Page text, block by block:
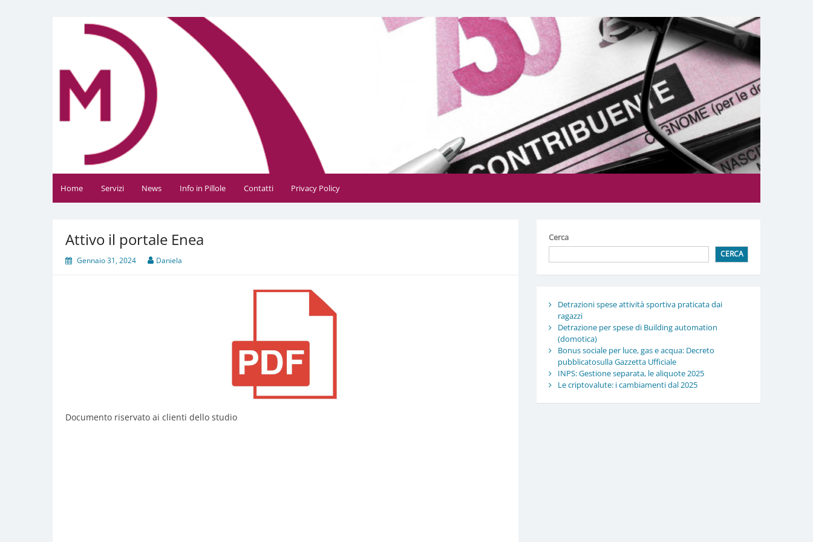
Daniela Manfè
Daniela Manfè Studio di consulenza amministrativa, contabile, tributaria e fiscale
Home Servizi News Info in Pillole Contatti Privacy Policy
Attivo il portale Enea
Gennaio 31, 2024 Daniela
Documento riservato ai clienti dello studio
Cerca
CERCA
Detrazioni spese attività sportiva praticata dai
ragazzi
Detrazione per spese di Building automation
(domotica)
Bonus sociale per luce, gas e acqua: Decreto
pubblicatosulla Gazzetta Ufficiale
INPS: Gestione separata, le aliquote 2025
Le criptovalute: i cambiamenti dal 2025